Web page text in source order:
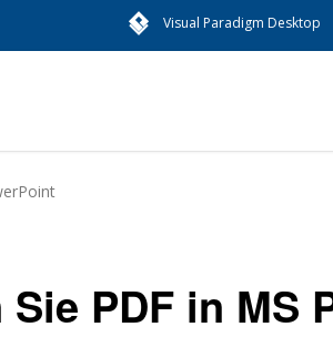
Visual Paradigm Desktop
PDF in MS